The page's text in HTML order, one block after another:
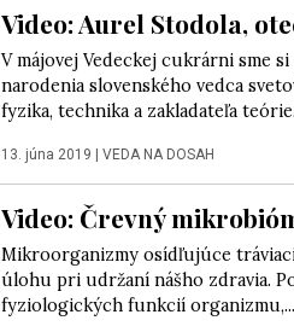
Video: Aurel Stodola,
V májovej Vedeckej cukrárni sme
narodenia slovenského vedca
fyzika, technika a zakladateľa
13. júna 2019 VEDA NA DOSAH
Video: Črevný
Mikroorganizmy osídľujúce
úlohu pri udržaní nášho zdravia.
fyziologických funkcií organizmu,...